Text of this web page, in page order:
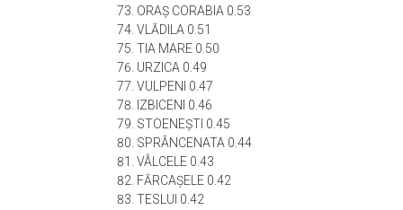
ORAŞ CORABIA 0.53
VLĂDILA 0.51
TIA MARE 0.50
URZICA 0.49
VULPENI 0.47
IZBICENI 0.46
STOENEŞTI 0.45
SPRÂNCENATA 0.44
VÂLCELE 0.43
FĂRCAŞELE 0.42
TESLUI 0.42